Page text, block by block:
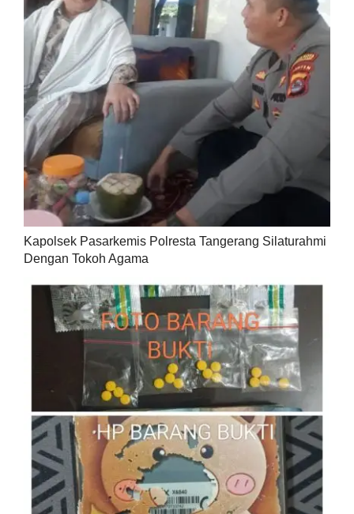
Kapolsek Pasarkemis Polresta Tangerang Silaturahmi
Dengan Tokoh Agama